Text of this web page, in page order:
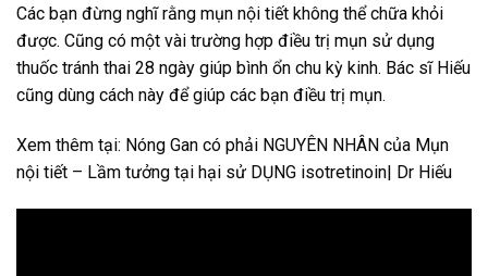
Các bạn đừng nghĩ rằng mụn nội tiết không thể chữa khỏi
được. Cũng có một vài trường hợp điều trị mụn sử dụng
thuốc tránh thai 28 ngày giúp bình ổn chu kỳ kinh. Bác sĩ Hiếu
cũng dùng cách này để giúp các bạn điều trị mụn.
Xem thêm tại: Nóng Gan có phải NGUYÊN NHÂN của Mụn
nội tiết – Lầm tưởng tại hại sử DỤNG isotretinoin| Dr Hiếu